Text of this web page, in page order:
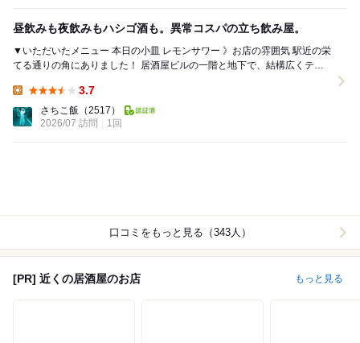
昼飲みも夜飲みもハシゴ酒も。異常コスパの立ち飲み屋。
▼いただいたメニュー 本日の小皿 レモンサワー 》お店の雰囲気 駅近の栄
てる通りの角にありました！ 居酒屋ビルの一階と地下で、結構広くテー
3.7
さちこ飯 （2517）
2026/07 訪問
1回
口コミをもっと見る（343人）
[PR] 近くの居酒屋のお店 もっと見る